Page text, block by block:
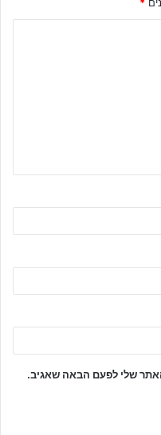
*
שלי לפעם הבאה שאגיב.